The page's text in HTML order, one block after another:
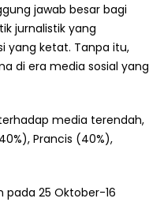
jawab besar bagi
jurnalistik yang
yang ketat. Tanpa itu,
di era media sosial yang
media terendah,
Prancis (40%),
pada 25 Oktober-16